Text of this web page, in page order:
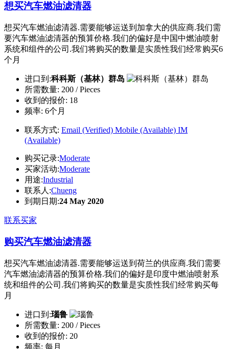
想买汽车燃油滤清器
想买汽车燃油滤清器.需要能够运送到加拿大的供应商.我们需
要汽车燃油滤清器的预算价格.我们的偏好是中国中燃油喷射
系统和组件的公司.我们将购买的数量是实质性我们经常购买6
个月
进口到:科科斯（基林）群岛
所需数量: 200 / Pieces
收到的报价: 18
频率: 6个月
联系方式: Email (Verified) Mobile (Available) IM
(Available)
购买记录:Moderate
买家活动:Moderate
用途:Industrial
联系人:Chueng
到期日期:24 May 2020
联系买家
购买汽车燃油滤清器
想买汽车燃油滤清器.需要能够运送到荷兰的供应商.我们需要
汽车燃油滤清器的预算价格.我们的偏好是印度中燃油喷射系
统和组件的公司.我们将购买的数量是实质性我们经常购买每
月
进口到:瑙鲁
所需数量: 200 / Pieces
收到的报价: 20
频率: 每月